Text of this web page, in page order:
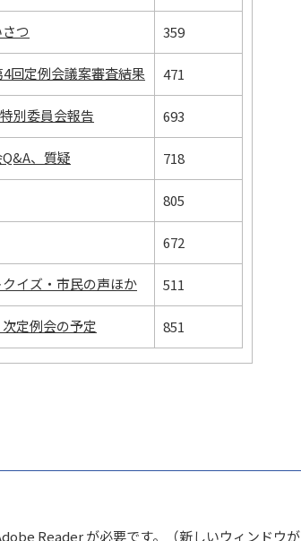
つ 359
回定例会議案審査結果 471
別委員会報告 693
、質疑 718
805
672
イズ・市民の声ほか 511
定例会の予定 851
Reader が必要です。（新しいウィンドウが